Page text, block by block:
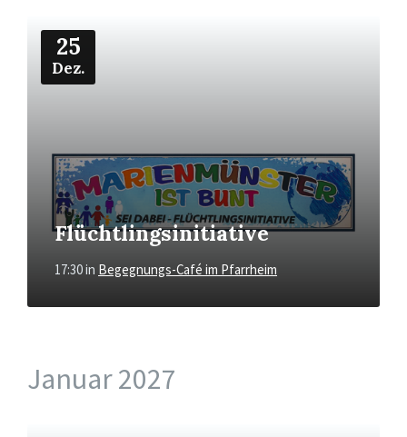
25
Dez.
Flüchtlingsinitiative
17:30in Begegnungs-Café im Pfarrheim
Januar 2027